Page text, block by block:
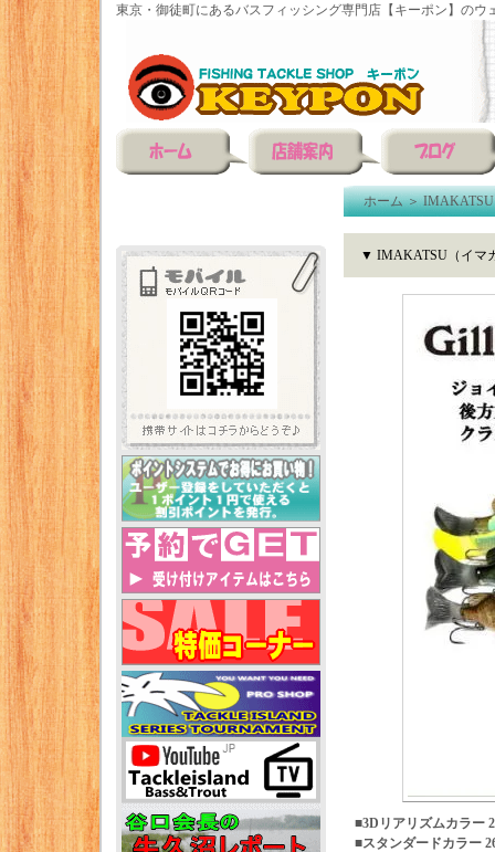
東京・御徒町にあるバスフィッシング専門店【キーポン】のウ
ホーム＞IMAKATSU
▼ IMAKATSU（イマ
■3Dリアリズムカラー
■スタンダードカラー